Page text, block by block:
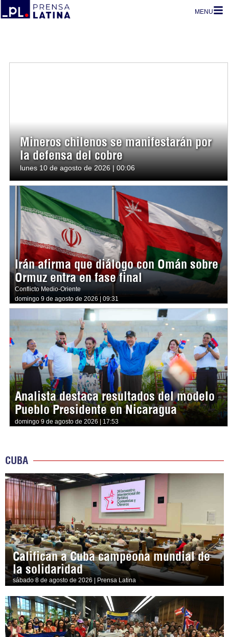
MENU
Mineros chilenos se manifestarán por
la defensa del cobre
lunes 10 de agosto de 2026 | 00:06
Irán afirma que diálogo con Omán sobre
Ormuz entra en fase final
Conflicto Medio-Oriente
domingo 9 de agosto de 2026 | 09:31
Analista destaca resultados del modelo
Pueblo Presidente en Nicaragua
domingo 9 de agosto de 2026 | 17:53
CUBA
Califican a Cuba campeona mundial de
la solidaridad
sábado 8 de agosto de 2026 | Prensa Latina